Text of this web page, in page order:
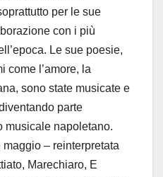
per le sue
con i più
Le sue poesie,
come l’amore, la
sono state musicate e
parte
musicale napoletano.
– reinterpretata
Marechiaro, E